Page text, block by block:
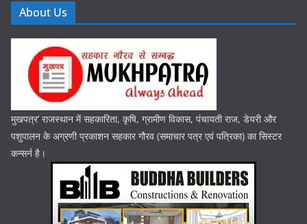
About Us
मुखपत्र’ राजस्थान में सहकारिता, कृषि, ग्रामीण विकास, पंचायती राज, डेयरी और
पशुपालन के अग्रणी प्रकाशन सहकार गौरव (समाचार पत्र एवं पत्रिका) का सिस्टर
कन्सर्न है।